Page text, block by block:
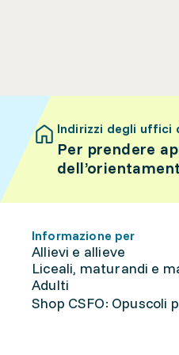
Indirizzi degli uffici
Per prendere
Informazione per
Allievi e allieve
Liceali, maturandi e
Adulti
Shop CSFO: